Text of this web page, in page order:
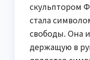
скульптором
стала
свободы. Она
держащую в